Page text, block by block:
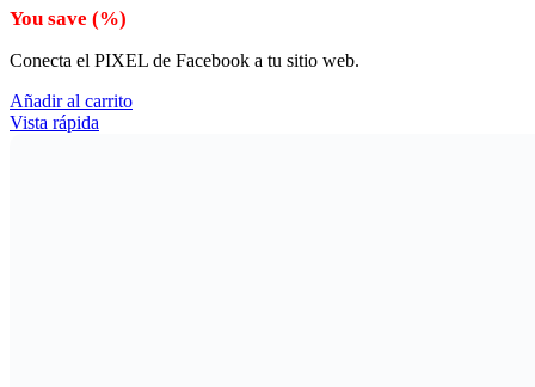
You save (%)
Conecta el PIXEL de Facebook a tu sitio web.
Añadir al carrito
Vista rápida